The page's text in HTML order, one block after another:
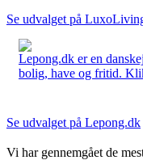
Se udvalget på
Lepong.dk er en
bolig, have og fritid.
Se udvalget på Lepong.dk
Vi har gennemgået de